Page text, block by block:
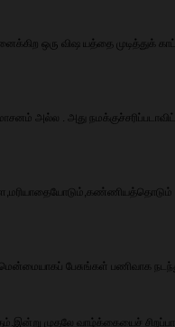
ஒரு விஷ யத்தை முடித்துக்
அல்ல . அது
பேசுங்கள் பணிவாக
முதலே வாழ்க்கையைச்